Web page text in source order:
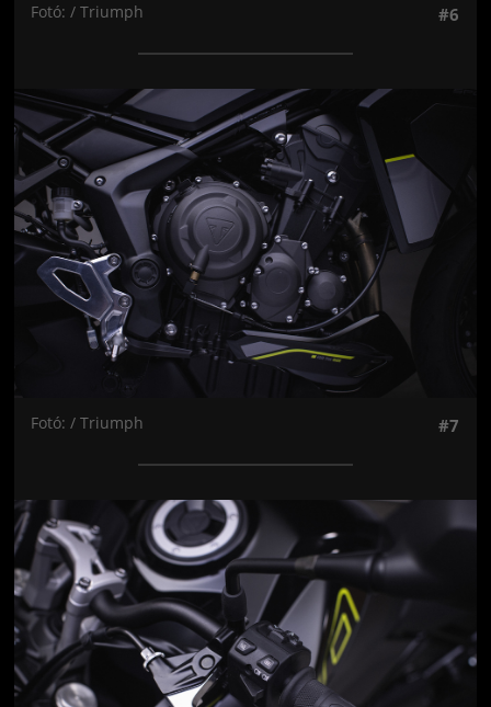
Fotó: / Triumph #6
Jön még kép!
Fotó: / Triumph #7
Jön még kép!